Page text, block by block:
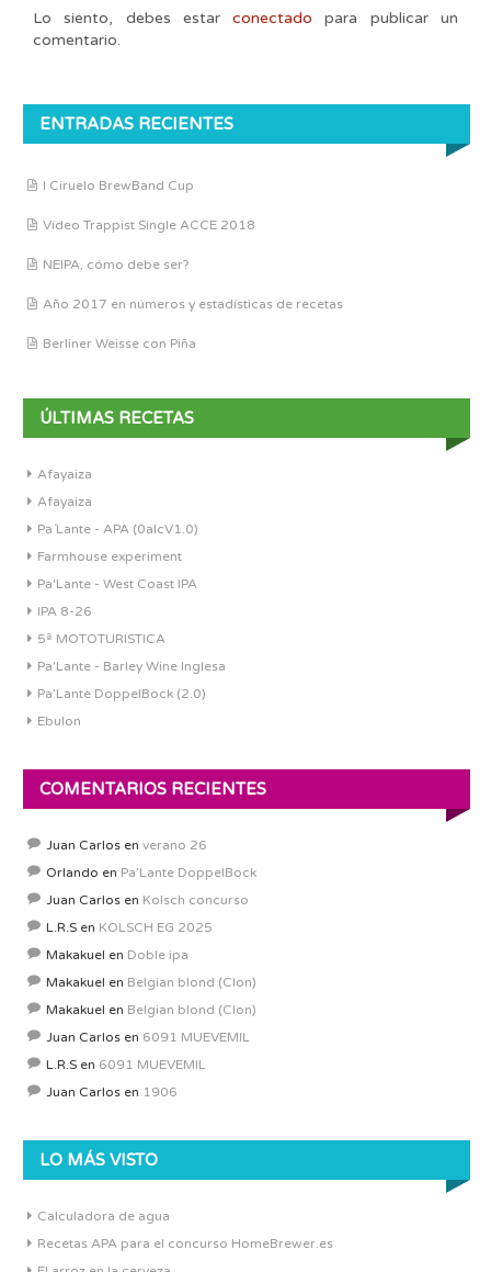
Lo siento, debes estarconectado para publicar un
comentario.
ENTRADAS RECIENTES
I Ciruelo BrewBand Cup
Vídeo Trappist Single ACCE 2018
NEIPA, cómo debe ser?
Año 2017 en números y estadísticas de recetas
Berliner Weisse con Piña
ÚLTIMAS RECETAS
Afayaiza
Afayaiza
Pa´Lante - APA (0alcV1.0)
Farmhouse experiment
Pa'Lante - West Coast IPA
IPA 8-26
5ª MOTOTURISTICA
Pa'Lante - Barley Wine Inglesa
Pa’Lante DoppelBock (2.0)
Ebulon
COMENTARIOS RECIENTES
Juan Carlos en verano 26
Orlando en Pa’Lante DoppelBock
Juan Carlos en Kolsch concurso
L.R.S en KOLSCH EG 2025
Makakuel en Doble ipa
Makakuel en Belgian blond (Clon)
Makakuel en Belgian blond (Clon)
Juan Carlos en 6091 MUEVEMIL
L.R.S en 6091 MUEVEMIL
Juan Carlos en 1906
LO MÁS VISTO
Calculadora de agua
Recetas APA para el concurso HomeBrewer.es